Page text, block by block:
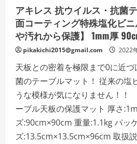
テ
ー
ブ
ル
を
ズ
汚
れ
か
ら
保
護】
1mm
90cm×60cm
ACH63552
の
アキレス 抗ウイルス・抗菌
面コーティング特殊塩化ビ
や汚れから保護】 1mm厚
pikakichi2015@gmail.com 2022
天板との密着を極限まで0に近
菌のテーブルマット！ 従来の塩
うな模様が気になりません！！
ーブル天板の保護マット 厚さ
ズ:90cm×90cm 重量:1.1kg パッ
ズ:13.5cm×13.5cm×96cm 取扱